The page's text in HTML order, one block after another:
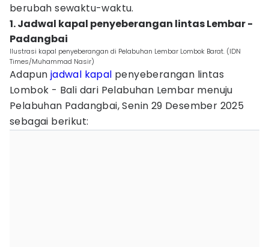
berubah sewaktu-waktu.
1. Jadwal kapal penyeberangan lintas Lembar -
Padangbai
Ilustrasi kapal penyeberangan di Pelabuhan Lembar Lombok Barat. (IDN
Times/Muhammad Nasir)
Adapun jadwal kapal penyeberangan lintas
Lombok - Bali dari Pelabuhan Lembar menuju
Pelabuhan Padangbai, Senin 29 Desember 2025
sebagai berikut: